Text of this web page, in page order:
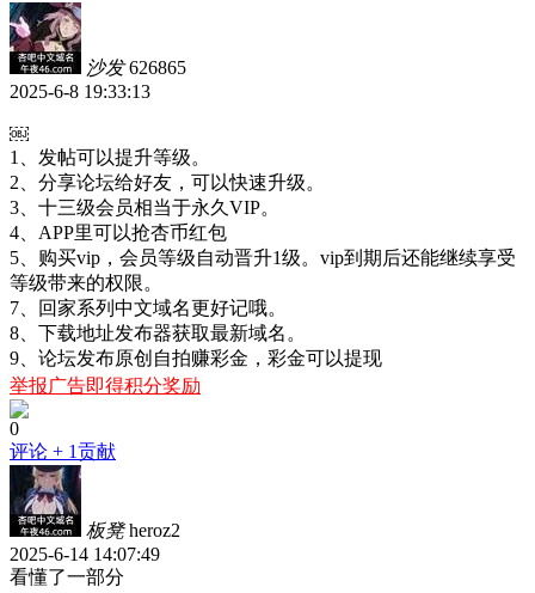
沙发 626865
2025-6-8 19:33:13
￼
1、发帖可以提升等级。
2、分享论坛给好友，可以快速升级。
3、十三级会员相当于永久VIP。
4、APP里可以抢杏币红包
5、购买vip，会员等级自动晋升1级。vip到期后还能继续享受
等级带来的权限。
7、回家系列中文域名更好记哦。
8、下载地址发布器获取最新域名。
9、论坛发布原创自拍赚彩金，彩金可以提现
举报广告即得积分奖励
0
评论 + 1贡献
板凳 heroz2
2025-6-14 14:07:49
看懂了一部分